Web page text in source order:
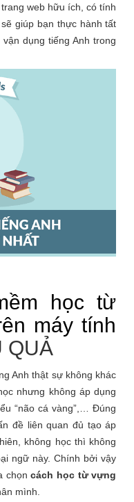
web hữu ích, có tính
giúp bạn thực hành tất
dụng tiếng Anh trong
học từ
máy tính
QUẢ
Anh thật sự không khác
nhưng không áp dụng
“não cá vàng”,… Đúng
đề liên quan đủ tạo áp
không học thì không
ngữ này. Chính bởi vậy
chọncách học từ vựng
mình.